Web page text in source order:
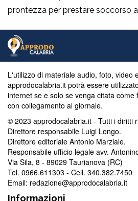
prontezza per prestare soccorso
donna, nel tentativo di uscire
la riva, è stata colta da un
perdendo i […]
L'utilizzo di materiale audio, foto, video
approdocalabria.it potrà essere
internet se e solo se venga citata
con collegamento al giornale.
© 2023 approdocalabria.it - Tutti i diritti
Direttore responsabile Luigi Longo.
Direttore editoriale Antonio Marziale.
Responsabile ufficio legale avv.
Via Sila, 8 - 89029 Taurianova (RC)
Tel. 0966.611303 - Cell. 340.382.7450
Email: redazione@approdocalabria.it
Informazioni